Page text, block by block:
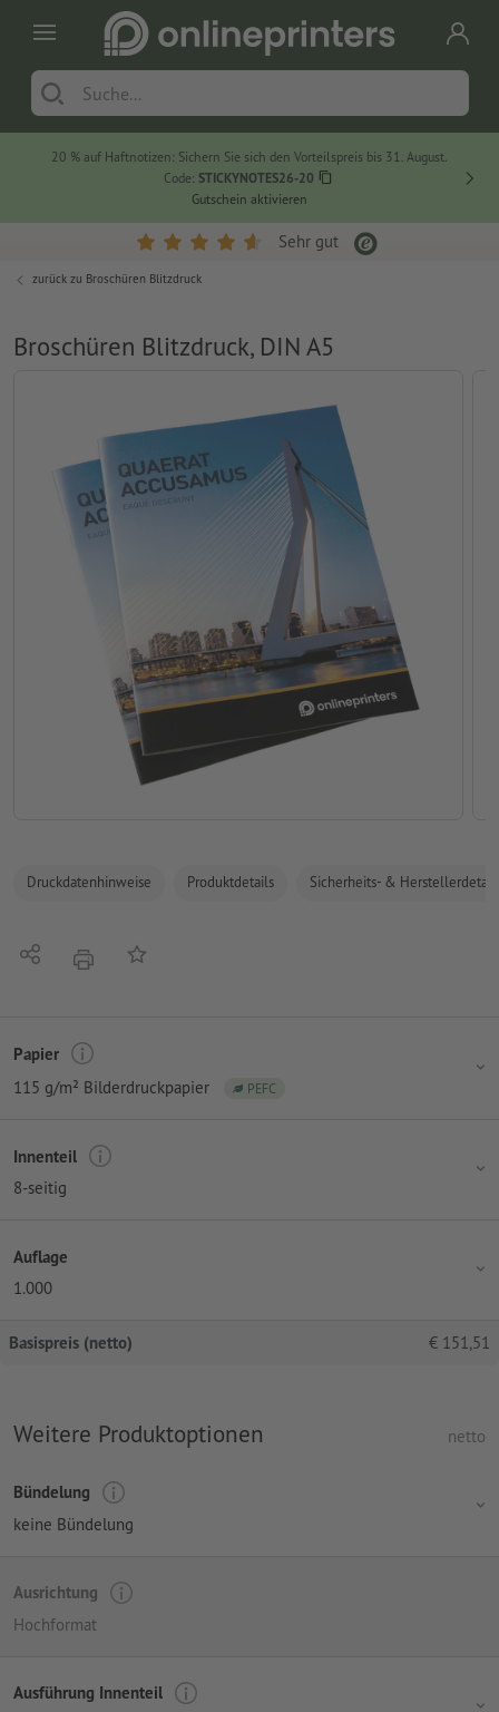
20 % auf Haftnotizen: Sichern Sie sich den Vorteilspreis bis 31. August.
Code: STICKYNOTES26-20
Gutschein aktivieren
Sehr gut
zurück zu Broschüren Blitzdruck
Broschüren Blitzdruck, DIN A5
Druckdatenhinweise Produktdetails Sicherheits- &
Teilen DruckenAuf die Merkliste
Papier
115 g/m² Bilderdruckpapier
PEFC
Innenteil
8-seitig
Auflage
1.000
Basispreis (netto) € 151,51
Weitere Produktoptionen netto
Bündelung
keine Bündelung
Ausrichtung
Hochformat
Ausführung Innenteil